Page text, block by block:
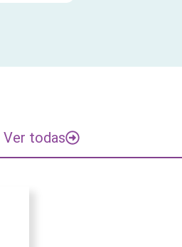
Ver todas